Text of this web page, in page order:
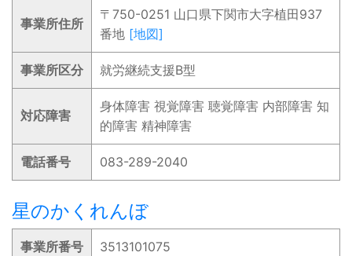
事業所住所
〒750-0251 山口県下関市大字植田937
番地 [地図]
事業所区分 就労継続支援B型
対応障害
身体障害 視覚障害 聴覚障害 内部障害 知
的障害 精神障害
電話番号 083-289-2040
星のかくれんぼ
事業所番号 3513101075